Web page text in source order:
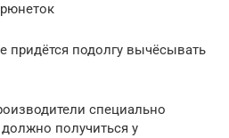
придётся подолгу вычёсывать
специально
получиться у